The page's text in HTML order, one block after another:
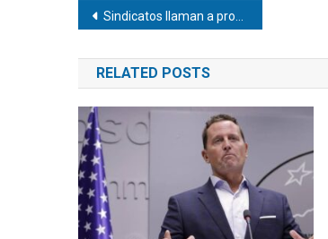
Navegación
de
entradas
Sindicatos llaman a protestar por elecciones en Venezuela
RELATED POSTS